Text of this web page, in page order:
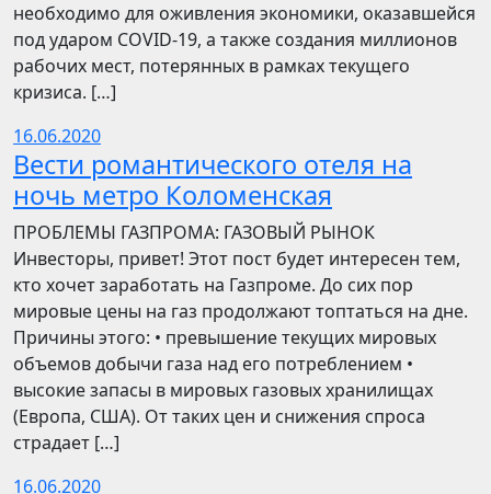
необходимо для оживления экономики, оказавшейся
под ударом COVID-19, а также создания миллионов
рабочих мест, потерянных в рамках текущего
кризиса. […]
16.06.2020
Вести романтического отеля на
ночь метро Коломенская
ПРОБЛЕМЫ ГАЗПРОМА: ГАЗОВЫЙ РЫНОК
Инвесторы, привет! Этот пост будет интересен тем,
кто хочет заработать на Газпроме. До сих пор
мировые цены на газ продолжают топтаться на дне.
Причины этого: • превышение текущих мировых
объемов добычи газа над его потреблением •
высокие запасы в мировых газовых хранилищах
(Европа, США). От таких цен и снижения спроса
страдает […]
16.06.2020